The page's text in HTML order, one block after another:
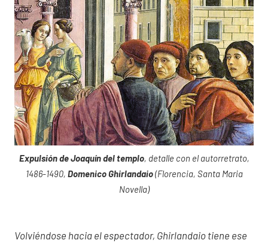
Expulsión de Joaquín del templo, detalle con el autorretrato,
1486-1490, Domenico Ghirlandaio(Florencia, Santa Maria
Novella)
Volviéndose hacia el espectador, Ghirlandaio tiene ese